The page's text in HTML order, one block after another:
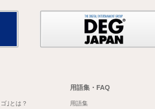
｣とは？
用語集・FAQ
用語集